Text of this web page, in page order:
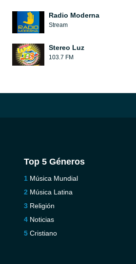
Radio Moderna
Stream
Stereo Luz
103.7 FM
Top 5 Géneros
Música Mundial
Música Latina
Religión
Noticias
Cristiano